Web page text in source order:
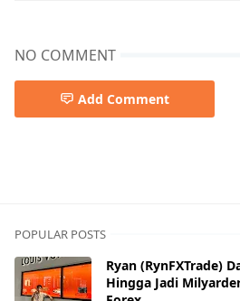
NO COMMENT
Add Comment
POPULAR POSTS
Ryan (RynFXTrade)
Hingga Jadi